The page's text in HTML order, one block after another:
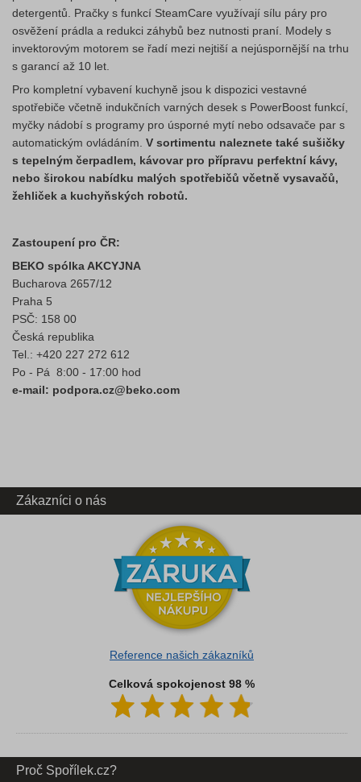
detergentů. Pračky s funkcí SteamCare využívají sílu páry pro
osvěžení prádla a redukci záhybů bez nutnosti praní. Modely s
invektorovým motorem se řadí mezi nejtiší a nejúspornější na trhu
s garancí až 10 let.
Pro kompletní vybavení kuchyně jsou k dispozici vestavné
spotřebiče včetně indukčních varných desek s PowerBoost funkcí,
myčky nádobí s programy pro úsporné mytí nebo odsavače par s
automatickým ovládáním. V sortimentu naleznete také sušičky
s tepelným čerpadlem, kávovar pro přípravu perfektní kávy,
nebo širokou nabídku malých spotřebičů včetně vysavačů,
žehliček a kuchyňských robotů.
Zastoupení pro ČR:
BEKO spólka AKCYJNA
Bucharova 2657/12
Praha 5
PSČ: 158 00
Česká republika
Tel.: +420 227 272 612
Po - Pá 8:00 - 17:00 hod
e-mail: podpora.cz@beko.com
Zákazníci o nás
Reference našich zákazníků
Celková spokojenost 98 %
Proč Spořílek.cz?